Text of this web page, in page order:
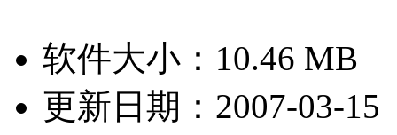
软件大小： 10.46 MB
更新日期： 2007-03-15